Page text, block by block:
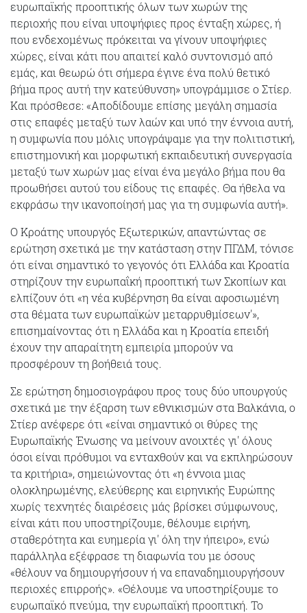
ευρωπαϊκής προοπτικής όλων των χωρών της
περιοχής που είναι υποψήφιες προς ένταξη χώρες, ή
που ενδεχομένως πρόκειται να γίνουν υποψήφιες
χώρες, είναι κάτι που απαιτεί καλό συντονισμό από
εμάς, και θεωρώ ότι σήμερα έγινε ένα πολύ θετικό
βήμα προς αυτή την κατεύθυνση» υπογράμμισε ο Στίερ.
Και πρόσθεσε: «Αποδίδουμε επίσης μεγάλη σημασία
στις επαφές μεταξύ των λαών και υπό την έννοια αυτή,
η συμφωνία που μόλις υπογράψαμε για την πολιτιστική,
επιστημονική και μορφωτική εκπαιδευτική συνεργασία
μεταξύ των χωρών μας είναι ένα μεγάλο βήμα που θα
προωθήσει αυτού του είδους τις επαφές. Θα ήθελα να
εκφράσω την ικανοποίησή μας για τη συμφωνία αυτή».
Ο Κροάτης υπουργός Εξωτερικών, απαντώντας σε
ερώτηση σχετικά με την κατάσταση στην ΠΓΔΜ, τόνισε
ότι είναι σημαντικό το γεγονός ότι Ελλάδα και Κροατία
στηρίζουν την ευρωπαΐκή προοπτική των Σκοπίων και
ελπίζουν ότι «η νέα κυβέρνηση θα είναι αφοσιωμένη
στα θέματα των ευρωπαϊκών μεταρρυθμίσεων'»,
επισημαίνοντας ότι η Ελλάδα και η Κροατία επειδή
έχουν την απαραίτητη εμπειρία μπορούν να
προσφέρουν τη βοήθειά τους.
Σε ερώτηση δημοσιογράφου προς τους δύο υπουργούς
σχετικά με την έξαρση των εθνικισμών στα Βαλκάνια, ο
Στίερ ανέφερε ότι «είναι σημαντικό οι θύρες της
Ευρωπαϊκής Ένωσης να μείνουν ανοιχτές γι' όλους
όσοι είναι πρόθυμοι να ενταχθούν και να εκπληρώσουν
τα κριτήρια», σημειώνοντας ότι «η έννοια μιας
ολοκληρωμένης, ελεύθερης και ειρηνικής Ευρώπης
χωρίς τεχνητές διαιρέσεις μάς βρίσκει σύμφωνους,
είναι κάτι που υποστηρίζουμε, θέλουμε ειρήνη,
σταθερότητα και ευημερία γι' όλη την ήπειρο», ενώ
παράλληλα εξέφρασε τη διαφωνία του με όσους
«θέλουν να δημιουργήσουν ή να επαναδημιουργήσουν
περιοχές επιρροής». «Θέλουμε να υποστηρίξουμε το
ευρωπαϊκό πνεύμα, την ευρωπαϊκή προοπτική. Το